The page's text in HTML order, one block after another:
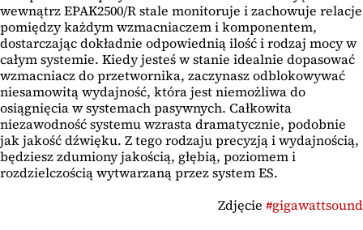
wewnątrz EPAK2500/R stale monitoruje i zachowuje relacje
pomiędzy każdym wzmacniaczem i komponentem,
dostarczając dokładnie odpowiednią ilość i rodzaj mocy w
całym systemie. Kiedy jesteś w stanie idealnie dopasować
wzmacniacz do przetwornika, zaczynasz odblokowywać
niesamowitą wydajność, która jest niemożliwa do
osiągnięcia w systemach pasywnych. Całkowita
niezawodność systemu wzrasta dramatycznie, podobnie
jak jakość dźwięku. Z tego rodzaju precyzją i wydajnością,
będziesz zdumiony jakością, głębią, poziomem i
rozdzielczością wytwarzaną przez system ES.
Zdjęcie #gigawattsound